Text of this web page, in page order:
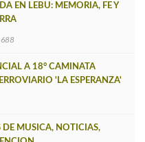
EN LEBU: MEMORIA, FE Y
A 18° CAMINATA
'LA ESPERANZA'
MUSICA, NOTICIAS,